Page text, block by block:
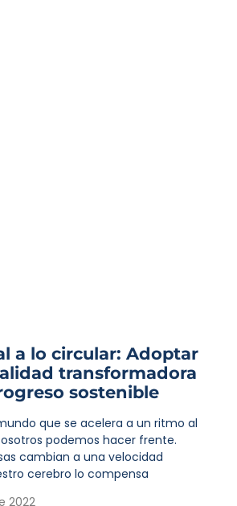
a lo circular: Adoptar
transformadora
sostenible
que se acelera a un ritmo al
podemos hacer frente.
cambian a una velocidad
cerebro lo compensa
2022